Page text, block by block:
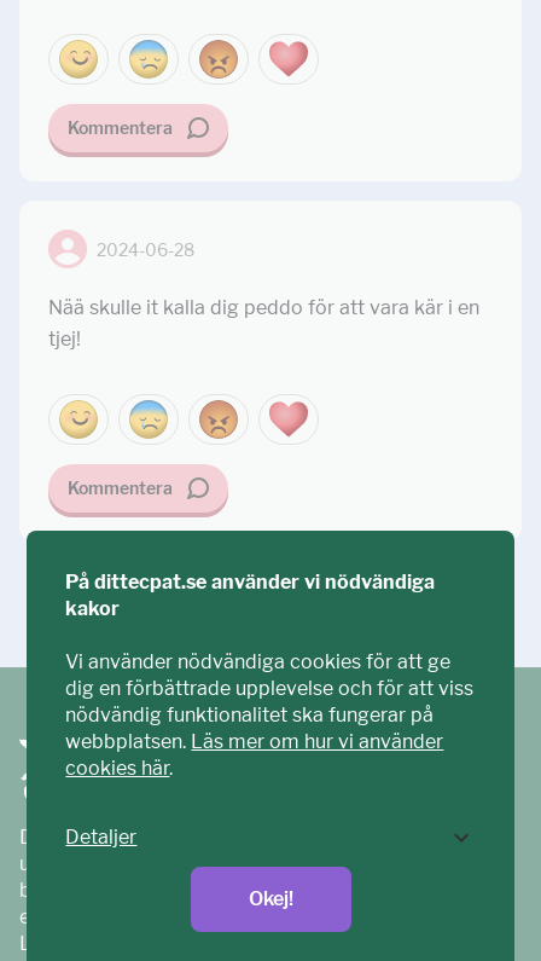
Kommentera
2024-06-28
Nää skulle it kalla dig peddo för att vara kär i en
tjej!
Kommentera
Ditt ECPAT har tagits fram tillsammans med barn och
unga. Vi är en del av ECPAT Sverige – en
barnrättsorganisation som arbetar mot sexuell
exploatering av barn.
Läs mer på
På dittecpat.se använder vi nödvändiga
kakor
Vi använder nödvändiga cookies för att ge
dig en förbättrade upplevelse och för att viss
nödvändig funktionalitet ska fungerar på
webbplatsen. Läs mer om hur vi använder
cookies här.
Detaljer
Okej!